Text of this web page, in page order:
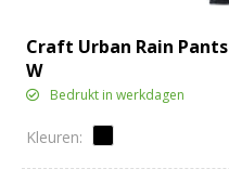
Craft Urban Rain Pants
W
Bedrukt in werkdagen